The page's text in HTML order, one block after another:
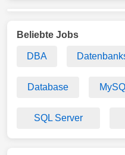
Beliebte Jobs
DBA
Database
SQL Server